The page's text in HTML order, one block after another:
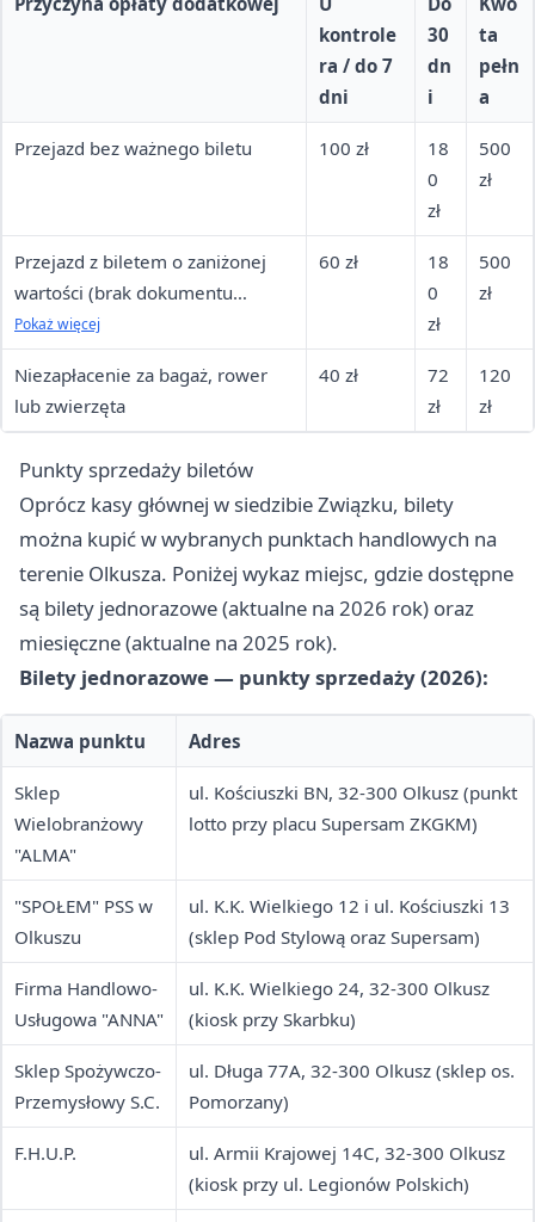
kontrole
ra / do 7
dni
30
dn
i
ta
pełn
a
Przejazd bez ważnego biletu 100 zł
18
0
zł
500
zł
Przejazd z biletem o zaniżonej
wartości (brak dokumentu
uprawniającego)
Pokaż więcej
60 zł
18
0
zł
500
zł
Niezapłacenie za bagaż, rower
lub zwierzęta
40 zł
72
zł
120
zł
Punkty sprzedaży biletów
Oprócz kasy głównej w siedzibie Związku, bilety
można kupić w wybranych punktach handlowych na
terenie Olkusza. Poniżej wykaz miejsc, gdzie dostępne
są bilety jednorazowe (aktualne na 2026 rok) oraz
miesięczne (aktualne na 2025 rok).
Bilety jednorazowe — punkty sprzedaży (2026):
Nazwa punktu Adres
Sklep
Wielobranżowy
"ALMA"
ul. Kościuszki BN, 32-300 Olkusz (punkt
lotto przy placu Supersam ZKGKM)
"SPOŁEM" PSS w
Olkuszu
ul. K.K. Wielkiego 12 i ul. Kościuszki 13
(sklep Pod Stylową oraz Supersam)
Firma Handlowo-
Usługowa "ANNA"
ul. K.K. Wielkiego 24, 32-300 Olkusz
(kiosk przy Skarbku)
Sklep Spożywczo-
Przemysłowy S.C.
ul. Długa 77A, 32-300 Olkusz (sklep os.
Pomorzany)
F.H.U.P.
ul. Armii Krajowej 14C, 32-300 Olkusz
(kiosk przy ul. Legionów Polskich)